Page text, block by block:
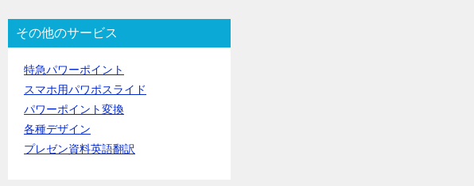
その他のサービス
特急パワーポイント
スマホ用パワポスライド
パワーポイント変換
各種デザイン
プレゼン資料英語翻訳